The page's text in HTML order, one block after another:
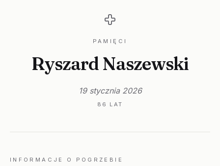
PAMIĘCI
Ryszard Naszewski
19 stycznia 2026
86 LAT
INFORMACJE O POGRZEBIE